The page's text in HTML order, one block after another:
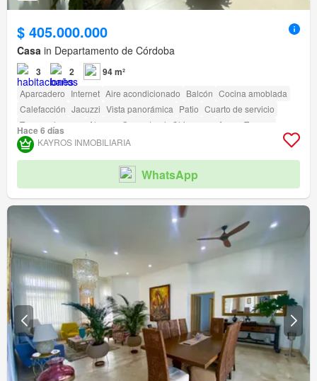
$ 405.000.000
Casa in Departamento de Córdoba
3 2 94 m²
Aparcadero Internet Aire acondicionado Balcón Cocina amoblada
Calefacción Jacuzzi Vista panorámica Patio Cuarto de servicio
Tanque de agua
Alarma Gas natural Chimenea Agua
Terraza
Seguridad privada Gimnasio
Sauna
Jardín
Acceso para personas con discapacidad
Cancha de tenis
Hace 6 días
KAYROS INMOBILIARIA
WhatsApp